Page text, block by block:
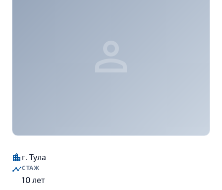
person
location_city г. Тула
timelineСТАЖ
10 лет